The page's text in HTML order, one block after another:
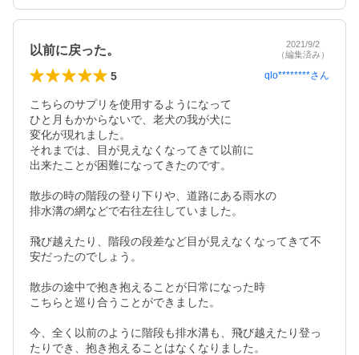
以前に戻った。
2021/9/2
（編集済み）
5 qlo********さん
こちらのサプリを使用するようになって
ひと月もかからないで、老犬の我が犬に
変化が現れました。
それまでは、目が見えなくなってきて以前に
出来たことが困難になってきたのです。
散歩の時の階段の登り下りや、道路にある雨水の
排水溝の網などで右往左往していました。
飛び越えたり、階段の段差など目が見えなくなってきて不
安だったのでしょう。
散歩の途中で抱き抱えることが日常になった時
こちらと巡り合うことができました。
今、全く以前のように階段も排水溝も、飛び越えたり登っ
たりでき、抱き抱えることはなくなりました。